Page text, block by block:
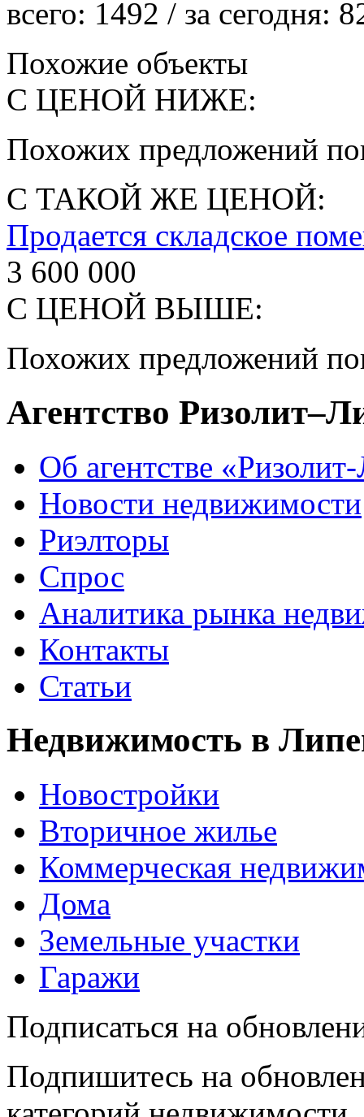
всего: 1492 / за сегодня:
Похожие объекты
С ЦЕНОЙ НИЖЕ:
Похожих предложений
С ТАКОЙ ЖЕ ЦЕНОЙ:
Продается складское
3 600 000
С ЦЕНОЙ ВЫШЕ:
Похожих предложений
Агентство
Об агентстве
Новости недвижимости
Риэлторы
Спрос
Аналитика рынка
Контакты
Статьи
Недвижимость в
Новостройки
Вторичное жилье
Коммерческая
Дома
Земельные участки
Гаражи
Подписаться на
Подпишитесь на